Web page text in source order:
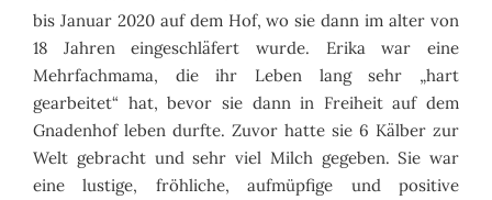
bis Januar 2020 auf dem Hof, wo sie dann im alter von
18 Jahren eingeschläfert wurde. Erika war eine
Mehrfachmama, die ihr Leben lang sehr „hart
gearbeitet“ hat, bevor sie dann in Freiheit auf dem
Gnadenhof leben durfte. Zuvor hatte sie 6 Kälber zur
Welt gebracht und sehr viel Milch gegeben. Sie war
eine lustige, fröhliche, aufmüpfige und positive